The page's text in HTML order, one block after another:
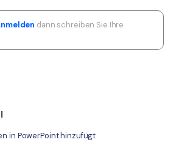
dann schreiben Sie Ihre
in PowerPoint hinzufügt